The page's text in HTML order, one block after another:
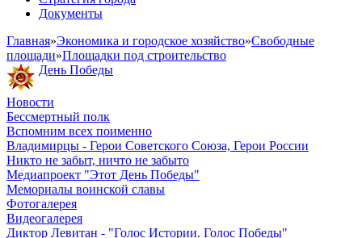
Документы
Главная»Экономика и городское хозяйство»Свободные
площади»Площадки под строительство
День Победы
Новости
Бессмертный полк
Вспомним всех поименно
Владимирцы - Герои Советского Союза, Герои России
Никто не забыт, ничто не забыто
Медиапроект "Этот День Победы"
Мемориалы воинской славы
Фотогалерея
Видеогалерея
Диктор Левитан - "Голос Истории. Голос Победы"